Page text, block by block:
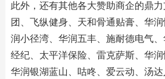
此外，还有其他各大赞助商企的鼎
团、飞纵健身、天和骨通贴膏、华
润小径湾、华润五丰、施耐德电气
经纪、太平洋保险、雷克萨斯、华润
华润银湖蓝山、咕咚、爱云动、汤